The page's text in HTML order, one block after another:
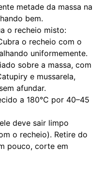
metade da massa na
bem.
o recheio misto:
o recheio com o
uniformemente.
sobre a massa, com
e mussarela,
afundar.
a 180°C por 40–45
deve sair limpo
o recheio). Retire do
pouco, corte em